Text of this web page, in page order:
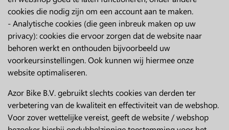
cookies die nodig zijn om een account aan te maken.
- Analytische cookies (die geen inbreuk maken op uw
privacy): cookies die ervoor zorgen dat de website naar
behoren werkt en onthouden bijvoorbeeld uw
voorkeursinstellingen. Ook kunnen wij hiermee onze
website optimaliseren.
Azor Bike B.V. gebruikt slechts cookies van derden ter
verbetering van de kwaliteit en effectiviteit van de webshop.
Voor zover wettelijke vereist, geeft de website / webshop